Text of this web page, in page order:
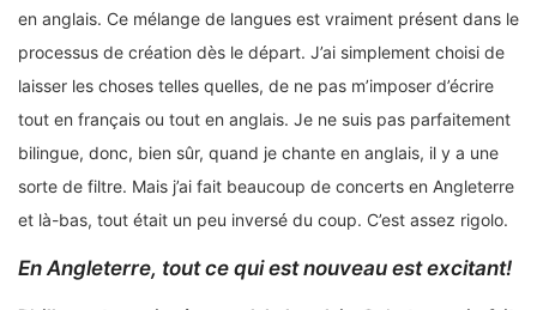
en anglais. Ce mélange de langues est vraiment présent dans le
processus de création dès le départ. J’ai simplement choisi de
laisser les choses telles quelles, de ne pas m’imposer d’écrire
tout en français ou tout en anglais. Je ne suis pas parfaitement
bilingue, donc, bien sûr, quand je chante en anglais, il y a une
sorte de filtre. Mais j’ai fait beaucoup de concerts en Angleterre
et là-bas, tout était un peu inversé du coup. C’est assez rigolo.
En Angleterre, tout ce qui est nouveau est excitant!